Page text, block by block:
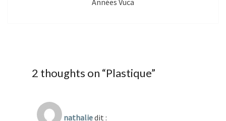
2 thoughts on “Plastique”
nathaliedit :